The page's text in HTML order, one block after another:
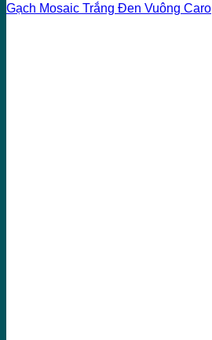
Gạch Mosaic Trắng Đen Vuông Caro